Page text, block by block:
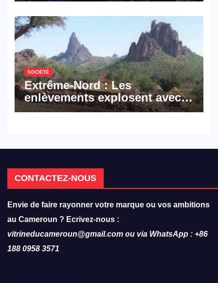
hôtellerie-restauration
SOCIÉTÉ
Extrême-Nord : Les
enlèvements explosent avec
308 victimes en trois mois
CONTACTEZ-NOUS
Envie de faire rayonner votre marque ou vos ambitions
au Cameroun ? Ecrivez-nous :
vitrineducameroun@gmail.com ou via WhatsApp : +86
188 0958 3571